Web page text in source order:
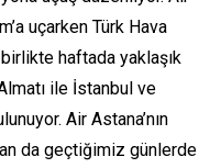
uçarken Türk Hava
birlikte haftada yaklaşık
ile İstanbul ve
Air Astana’nın
da geçtiğimiz günlerde